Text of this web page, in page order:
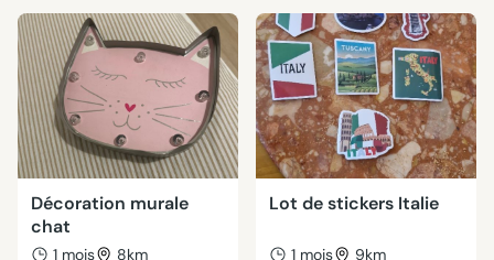
Décoration murale
chat
1 mois 8km
Lot de stickers Italie
1 mois 9km